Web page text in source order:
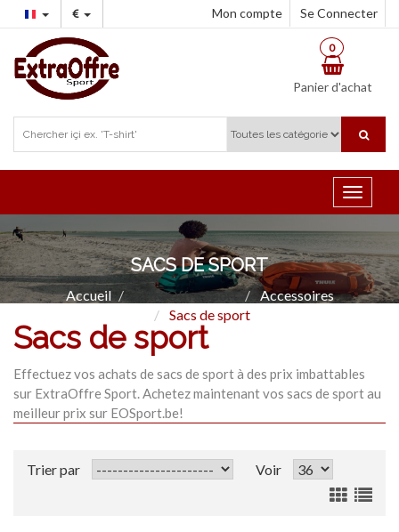
Mon compte Se Connecter
Panier d'achat
0
Toggle
SACS DE SPORT
Accueil ExtraOffre Sport
Accessoires
Sacs de sport
Sacs de sport
Effectuez vos achats de sacs de sport à des prix imbattables
sur ExtraOffre Sport. Achetez maintenant vos sacs de sport au
meilleur prix sur EOSport.be!
Trier par Voir